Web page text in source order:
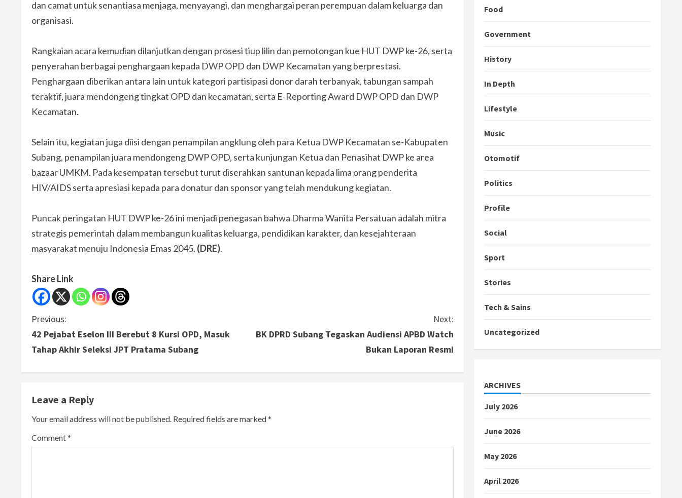
dan camat untuk senantiasa menjaga, menyayangi, dan menghargai peran perempuan dalam keluarga dan
organisasi.
Rangkaian acara kemudian dilanjutkan dengan prosesi tiup lilin dan pemotongan kue HUT DWP ke-26, serta
penyerahan berbagai penghargaan kepada DWP OPD dan DWP Kecamatan yang berprestasi.
Penghargaan diberikan antara lain untuk kategori partisipasi donor darah terbanyak, tabungan sampah
teraktif, juara mendongeng tingkat OPD dan kecamatan, serta E-Reporting Award DWP OPD dan DWP
Kecamatan.
Selain itu, kegiatan juga diisi dengan penampilan angklung oleh para Ketua DWP Kecamatan se-Kabupaten
Subang, penampilan juara mendongeng DWP OPD, serta kunjungan Ketua dan Penasihat DWP ke area
bazaar UMKM. Pada kesempatan tersebut turut diserahkan santunan kepada lima orang penderita
HIV/AIDS serta apresiasi kepada para donatur dan sponsor yang telah mendukung kegiatan.
Puncak peringatan HUT DWP ke-26 ini menjadi penegasan bahwa Dharma Wanita Persatuan adalah mitra
strategis pemerintah dalam membangun kualitas keluarga, pendidikan karakter, dan kesejahteraan
masyarakat menuju Indonesia Emas 2045. (DRE).
Share Link
C
o
i
n
u
Previous:
42 Pejabat Eselon III Berebut 8 Kursi OPD, Masuk
Tahap Akhir Seleksi JPT Pratama Subang
Next:
BK DPRD Subang Tegaskan Audiensi APBD Watch
Bukan Laporan Resmi
Leave a Reply
Your email address will not be published. Required fields are marked*
Comment*
Food
Government
History
In Depth
Lifestyle
Music
Otomotif
Politics
Profile
Social
Sport
Stories
Tech & Sains
Uncategorized
ARCHIVES
July 2026
June 2026
May 2026
April 2026